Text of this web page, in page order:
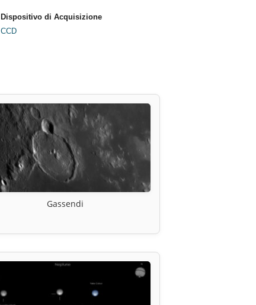
Dispositivo di Acquisizione
CCD
Gassendi